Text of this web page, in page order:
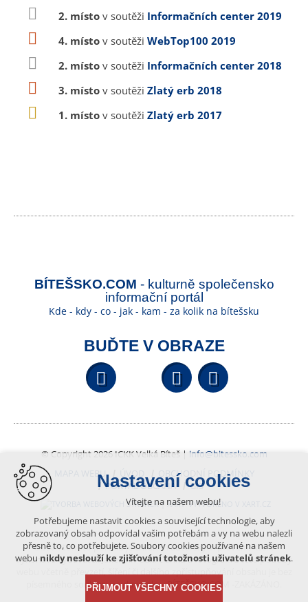
2. místo v soutěži Informačních center 2019
4. místo v soutěži WebTop100 2019
2. místo v soutěži Informačních center 2018
3. místo v soutěži Zlatý erb 2018
1. místo v soutěži Zlatý erb 2017
BÍTEŠSKO.COM - kulturně společensko
informační portál
Kde - kdy - co - jak - kam - za kolik na bítešsku
BUĎTE V OBRAZE
Facebook YouTube
© Copyright 2026 ICKK Velká Bíteš | info@bitessko.com
MAPA WEBU
ÚVOD
OBCHODNÍ PODMÍNKY
PORTÁL OBČANA
GIS
VYTVOŘENO V XART.CZ
Obsah tohoto portálu je chráněn autorským právem, které
vykonává vydavatel. Jakékoliv užití článků a fotografií z této podoby
písemného souhlasu vydavatele – BÍTEŠSKO.COM -ZAKÁZÁNO.
Nastavení cookies
Vítejte na našem webu!
Potřebujeme nastavit cookies a související technologie, aby
zobrazovaný obsah odpovídal vašim potřebám a vy na webu nalezli
přesně to, co potřebujete. Soubory cookies používané na našem
webu nikdy neslouží ke zjišťování totožnosti uživatelů stránek.
PŘIJMOUT VŠECHNY COOKIES